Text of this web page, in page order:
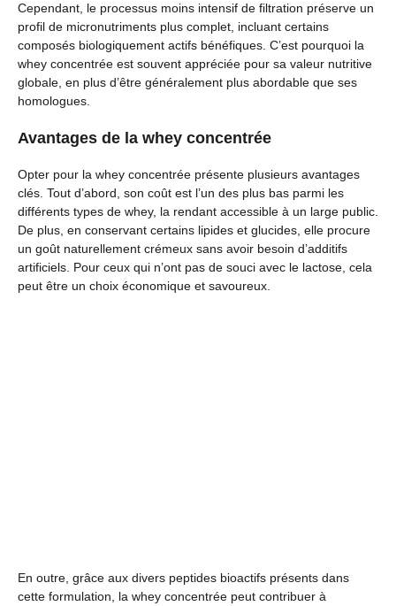
Cependant, le processus moins intensif de filtration préserve un
profil de micronutriments plus complet, incluant certains
composés biologiquement actifs bénéfiques. C’est pourquoi la
whey concentrée est souvent appréciée pour sa valeur nutritive
globale, en plus d’être généralement plus abordable que ses
homologues.
Avantages de la whey concentrée
Opter pour la whey concentrée présente plusieurs avantages
clés. Tout d’abord, son coût est l’un des plus bas parmi les
différents types de whey, la rendant accessible à un large public.
De plus, en conservant certains lipides et glucides, elle procure
un goût naturellement crémeux sans avoir besoin d’additifs
artificiels. Pour ceux qui n’ont pas de souci avec le lactose, cela
peut être un choix économique et savoureux.
En outre, grâce aux divers peptides bioactifs présents dans
cette formulation, la whey concentrée peut contribuer à